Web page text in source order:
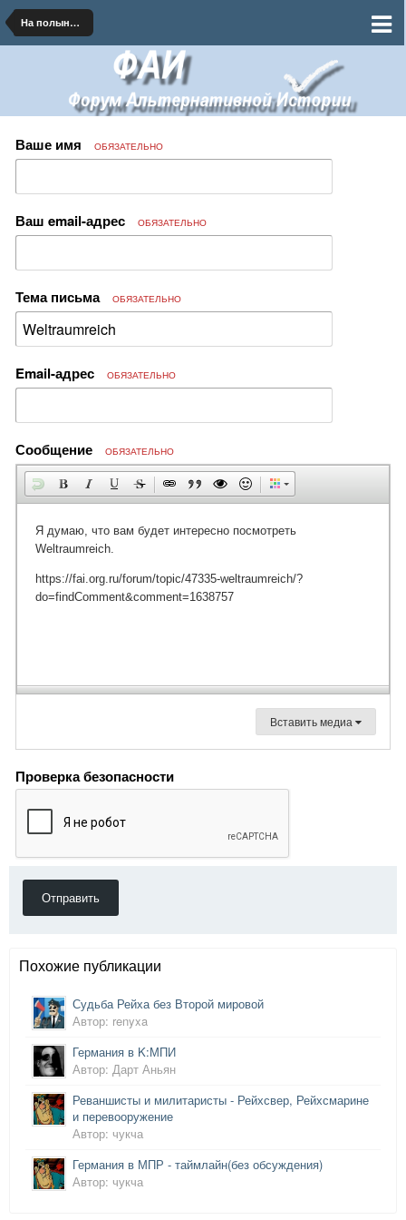
На полынных тропинках далеких планет
Ваше имя ОБЯЗАТЕЛЬНО
Ваш email-адрес ОБЯЗАТЕЛЬНО
Тема письма ОБЯЗАТЕЛЬНО
Email-адрес ОБЯЗАТЕЛЬНО
Сообщение ОБЯЗАТЕЛЬНО
Вставить медиа
Проверка безопасности
Отправить
Похожие публикации
Судьба Рейха без Второй мировой
Автор: renyxa
Германия в K:МПИ
Автор: Дарт Аньян
Реваншисты и милитаристы - Рейхсвер, Рейхсмарине
и перевооружение
Автор: чукча
Германия в МПР - таймлайн(без обсуждения)
Автор: чукча